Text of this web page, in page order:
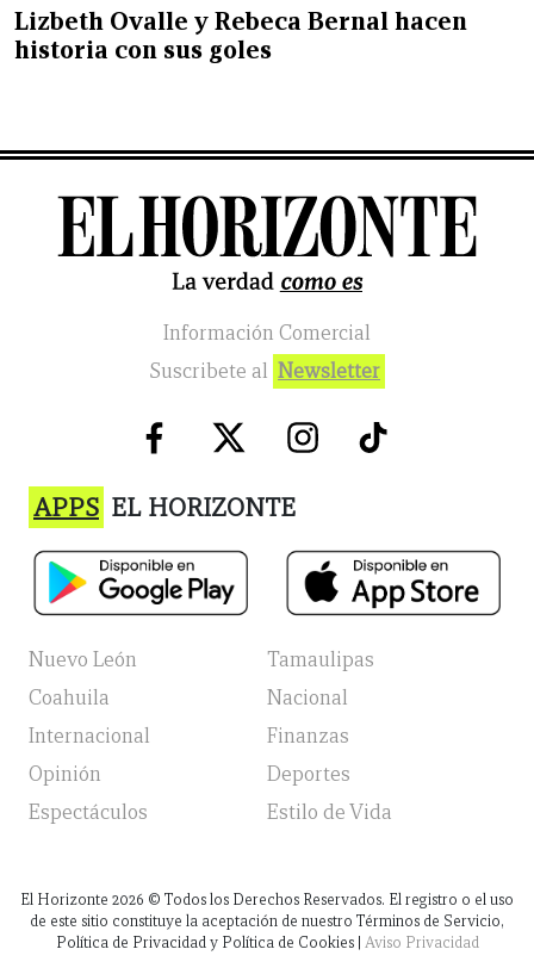
Lizbeth Ovalle y Rebeca Bernal hacen
historia con sus goles
Información Comercial
Suscribete al Newsletter
APPS EL HORIZONTE
Nuevo León
Tamaulipas
Coahuila
Nacional
Internacional
Finanzas
Opinión
Deportes
Espectáculos
Estilo de Vida
El Horizonte 2026 © Todos los Derechos Reservados. El registro o el uso
de este sitio constituye la aceptación de nuestro Términos de Servicio,
Política de Privacidad y Política de Cookies | Aviso Privacidad